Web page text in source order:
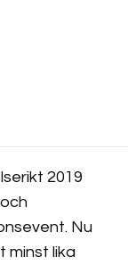
2019
Nu
minst lika